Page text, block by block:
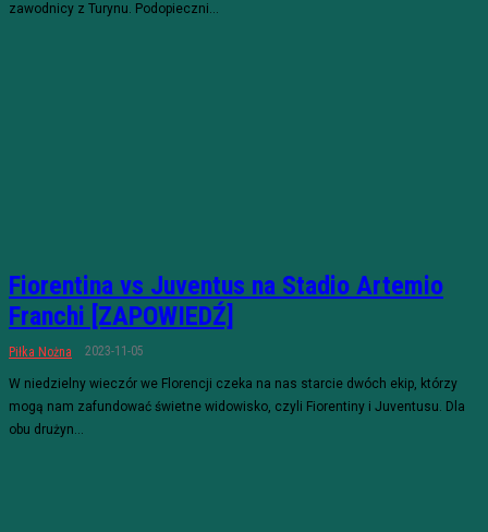
zawodnicy z Turynu. Podopieczni...
Fiorentina vs Juventus na Stadio Artemio
Franchi [ZAPOWIEDŹ]
Piłka Nożna 2023-11-05
W niedzielny wieczór we Florencji czeka na nas starcie dwóch ekip, którzy
mogą nam zafundować świetne widowisko, czyli Fiorentiny i Juventusu. Dla
obu drużyn...